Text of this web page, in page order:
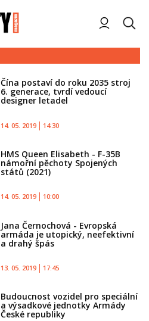
Čína postaví do roku 2035 stroj
6. generace, tvrdí vedoucí
designer letadel
14. 05. 2019 14:30
HMS Queen Elisabeth - F-35B
námořní pěchoty Spojených
států (2021)
14. 05. 2019 10:00
Jana Černochová - Evropská
armáda je utopický, neefektivní
a drahý špás
13. 05. 2019 17:45
Budoucnost vozidel pro speciální
a výsadkové jednotky Armády
České republiky